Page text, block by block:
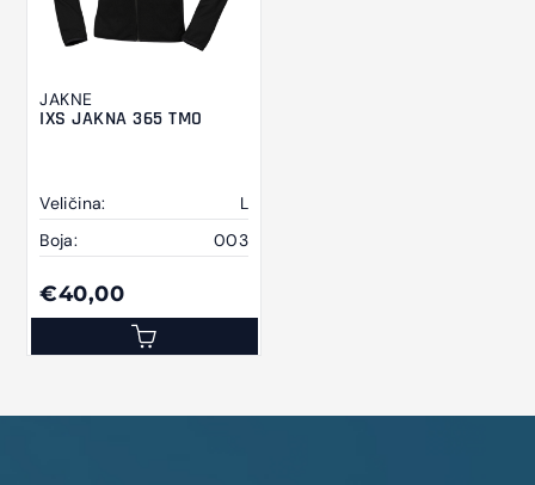
JAKNE
IXS JAKNA 365 TMO
Veličina:
L
Boja:
003
€40,00